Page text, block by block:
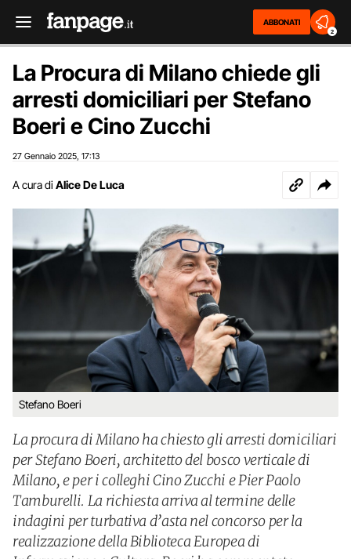
ABBONATI
2
La Procura di Milano chiede gli
arresti domiciliari per Stefano
Boeri e Cino Zucchi
27 Gennaio 2025 17:13
A cura di Alice De Luca
Stefano Boeri
La procura di Milano ha chiesto gli arresti domiciliari
per Stefano Boeri, architetto del bosco verticale di
Milano, e per i colleghi Cino Zucchi e Pier Paolo
Tamburelli. La richiesta arriva al termine delle
indagini per turbativa d’asta nel concorso per la
realizzazione della Biblioteca Europea di